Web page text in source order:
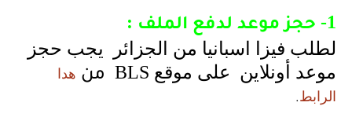
1-
حجز موعد لدفع الملف :
لطلب فيزا اسبانيا من الجزائر يجب حجز
موعد أونلاين على موقع
من هدا
الرابط.